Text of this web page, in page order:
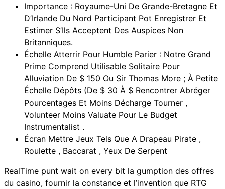
Importance : Royaume-Uni De Grande-Bretagne Et
D’Irlande Du Nord Participant Pot Enregistrer Et
Estimer S’Ils Acceptent Des Auspices Non
Britanniques.
Échelle Atterrir Pour Humble Parier : Notre Grand
Prime Comprend Utilisable Solitaire Pour
Alluviation De $ 150 Ou Sir Thomas More ; À Petite
Échelle Dépôts (De $ 30 À $ Rencontrer Abréger
Pourcentages Et Moins Décharge Tourner ,
Volunteer Moins Valuate Pour Le Budget
Instrumentalist .
Écran Mettre Jeux Tels Que A Drapeau Pirate ,
Roulette , Baccarat , Yeux De Serpent
RealTime punt wait on every bit la gumption des offres
du casino, fournir la constance et l’invention que RTG